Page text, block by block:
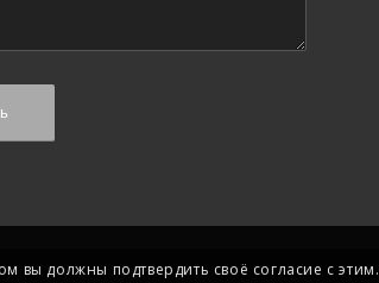
вы должны подтвердить своё согласие с этим.